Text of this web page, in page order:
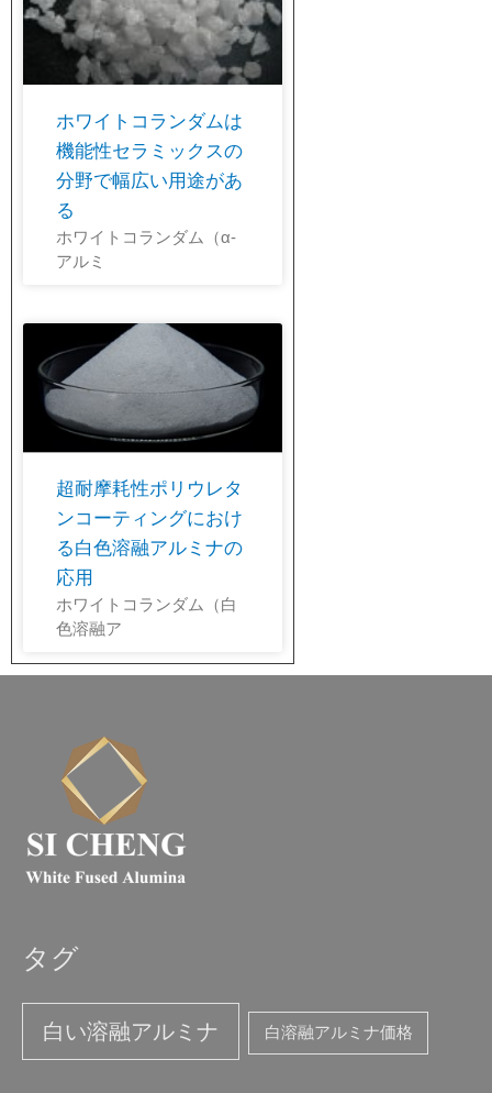
ホワイトコランダムは
機能性セラミックスの
分野で幅広い用途があ
る
ホワイトコランダム（α-
アルミ
超耐摩耗性ポリウレタ
ンコーティングにおけ
る白色溶融アルミナの
応用
ホワイトコランダム（白
色溶融ア
タグ
白い溶融アルミナ 白溶融アルミナ価格